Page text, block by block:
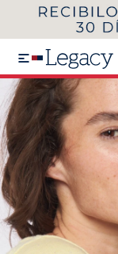

HASTA 40%OFF